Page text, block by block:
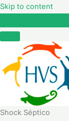
Skip to content
Shock Séptico